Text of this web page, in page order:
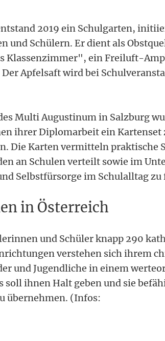
2019 ein Schulgarten,
und Schülern. Er dient als
Klassenzimmer", ein Freiluft-
Apfelsaft wird bei
Multi Augustinum in Salzburg
ihrer Diplomarbeit ein Kartenset
Die Karten vermitteln praktische
an Schulen verteilt sowie im
Selbstfürsorge im Schulalltag zu
in Österreich
und Schüler knapp 290
verstehen sich ihrem
und Jugendliche in einem
ihnen Halt geben und sie
übernehmen. (Infos: